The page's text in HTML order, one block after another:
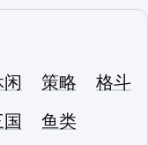
闲 策略
格斗
国
鱼类